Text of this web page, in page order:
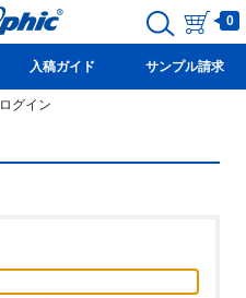
0
入稿ガイド サンプル請求
ログイン